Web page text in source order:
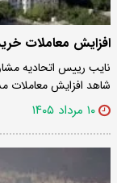
افزایش معاملات
شاهد افزایش معاملات
۱۰ مرداد ۱۴۰۵